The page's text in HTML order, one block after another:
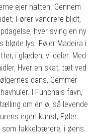
ejer natten. Gennem
Fører vandrere blidt,
hver sving en ny
bløde lys. Føler Madeira i
i glæden, vi deler. Med
Hver en skat, tæt ved
dans, Gemmer
I Funchals favn,
om en ø, så levende
egen kunst, Føler
som fakkelbærere, i øens